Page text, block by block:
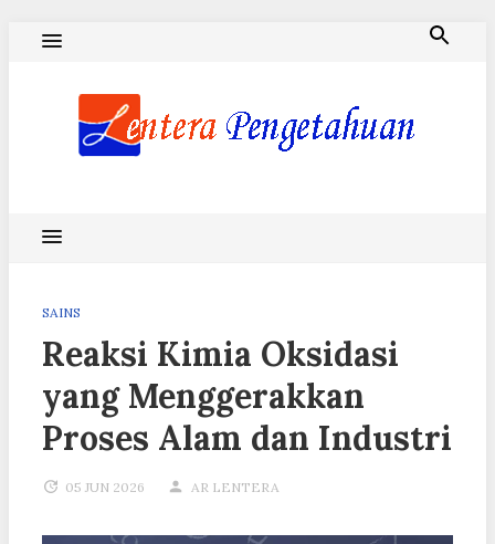
SAINS
Reaksi Kimia Oksidasi
yang Menggerakkan
Proses Alam dan Industri
05 JUN 2026 AR LENTERA